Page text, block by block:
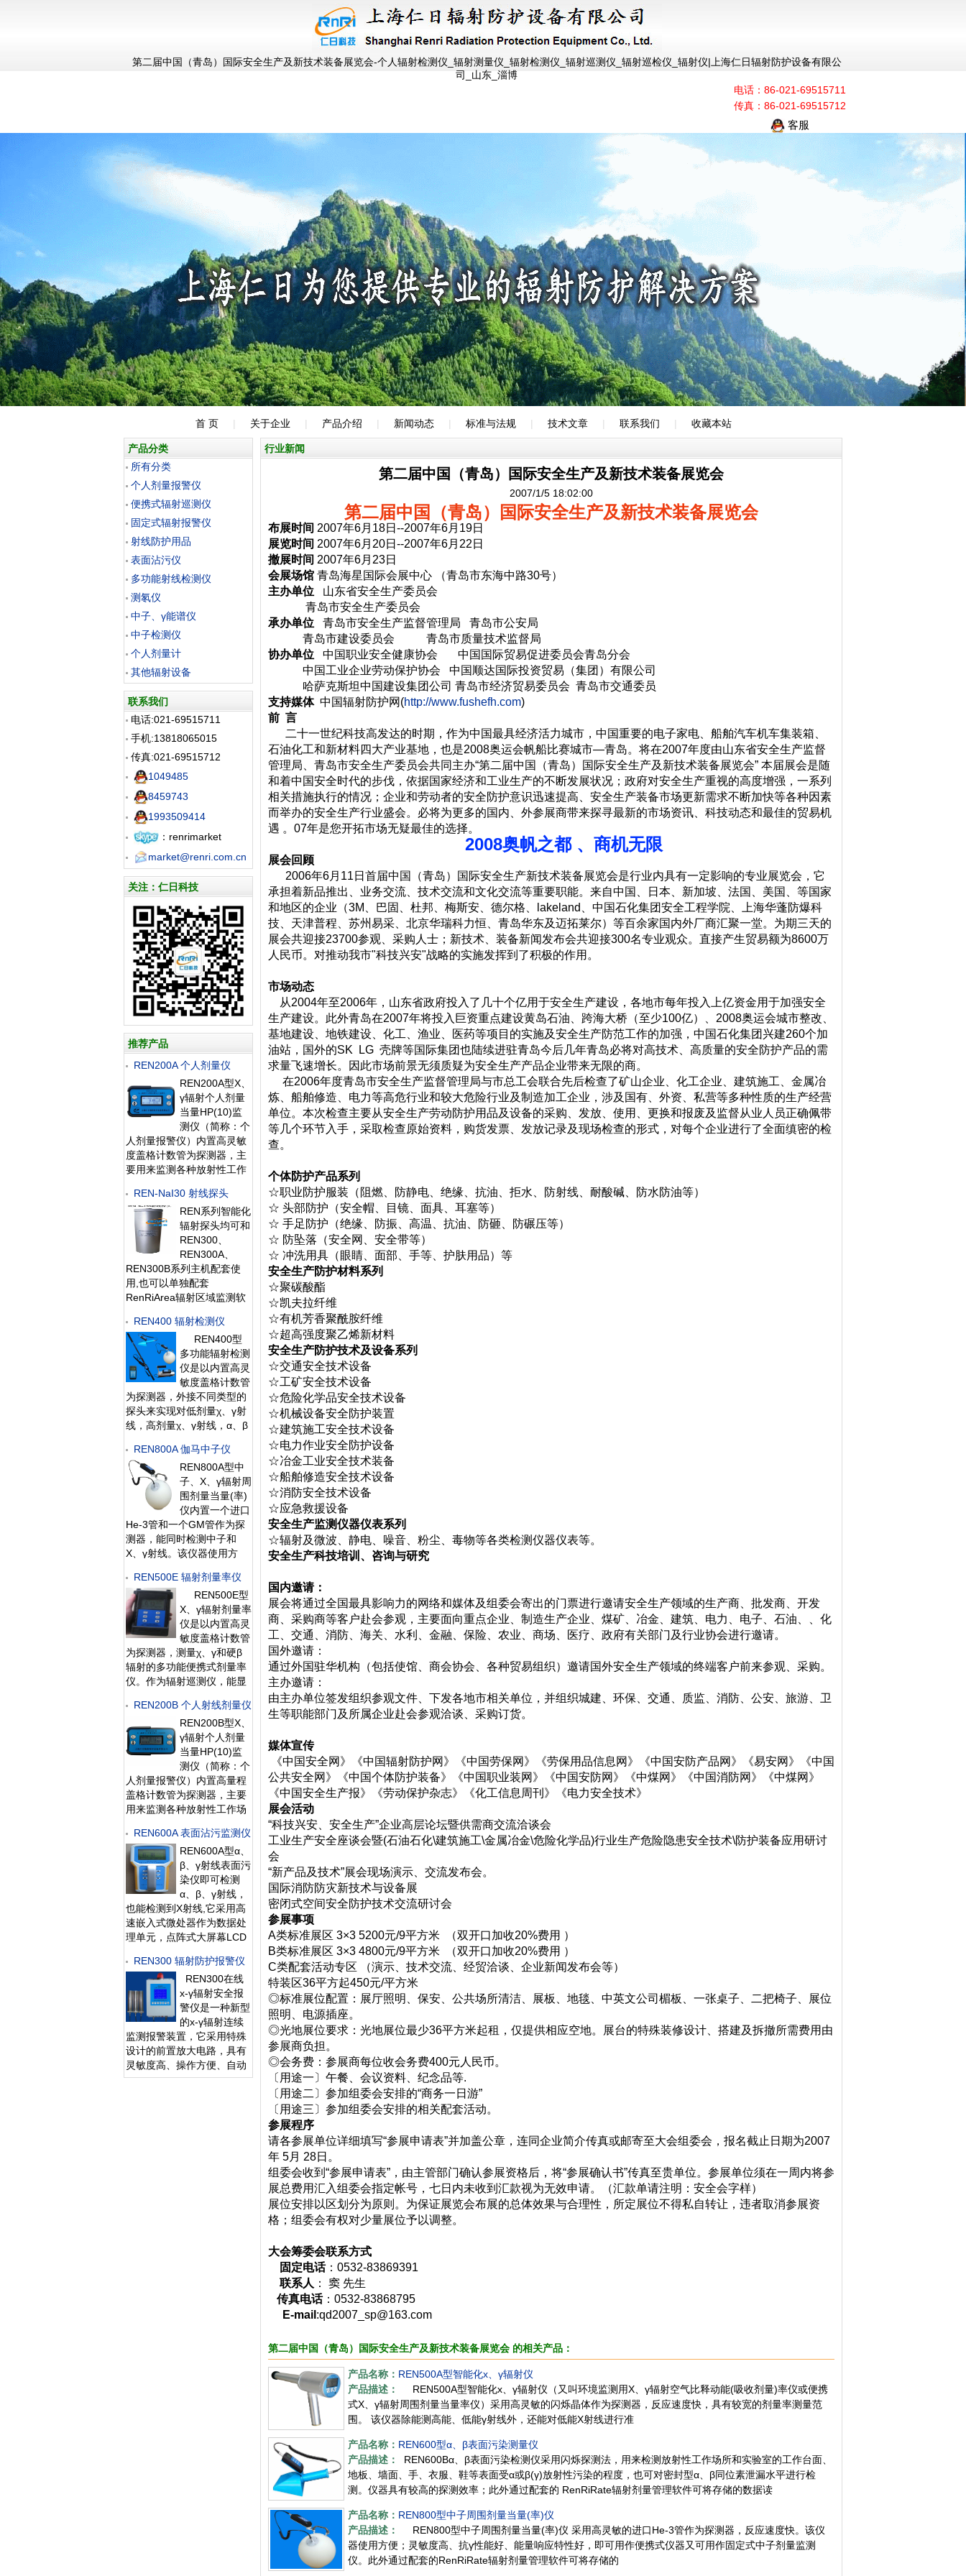
第二届中国（青岛）国际安全生产及新技术装备展览会-个人辐射检测仪_辐射测量仪_辐射检测仪_辐射巡测仪_辐射巡检仪_辐射仪|上海仁日辐射防护设备有限公
司_山东_淄博
电话：86-021-69515711
传真：86-021-69515712
客服
首 页 | 关于企业 | 产品介绍 | 新闻动态 | 标准与法规 | 技术文章 | 联系我们 | 收藏本站
产品分类
所有分类
个人剂量报警仪
便携式辐射巡测仪
固定式辐射报警仪
射线防护用品
表面沾污仪
多功能射线检测仪
测氡仪
中子、γ能谱仪
中子检测仪
个人剂量计
其他辐射设备
联系我们
电话:021-69515711
手机:13818065015
传真:021-69515712
1049485
8459743
1993509414
：renrimarket
market@renri.com.cn
关注：仁日科技
推荐产品
REN200A 个人剂量仪
REN200A型X、
γ辐射个人剂量
当量HP(10)监
测仪（简称：个
人剂量报警仪）内置高灵敏
度盖格计数管为探测器，主
要用来监测各种放射性工作
射线的辐射，具有响应快，
测量范围宽的特点。能显示
工作场所的剂量当量率和累
积剂量，更换电池时，日期
及累积数据能永久保存。可
选配RenRiP
REN-NaI30 射线探头
REN系列智能化
辐射探头均可和
REN300、
REN300A、
REN300B系列主机配套使
用,也可以单独配套
RenRiArea辐射区域监测软
RS485/RS232的通讯能力。
所有探头均可单独外接报警
灯，在超阈值的情况下就地
给出声光报警。 1、测量射
线类型：X、γ射线2、探测
器：Φ30×
REN400 辐射检测仪
REN400型
多功能辐射检测
仪是以内置高灵
敏度盖格计数管
为探测器，外接不同类型的
探头来实现对低剂量χ、γ射
线，高剂量χ、γ射线，α、β
为多功能辐射巡测仪，能显
示工作场所的辐射值，自动
连续测量和记录280万条辐
射剂量率数据，更换
REN800A 伽马中子仪
REN800A型中
子、X、γ辐射周
围剂量当量(率)
仪内置一个进口
He-3管和一个GM管作为探
测器，能同时检测中子和
X、γ射线。该仪器使用方
能量响应特性好。此外通过
配套的RenRiRate辐射剂量
管理软件可将存储的数据读
出后分析。该仪器适用于环
保、化工、水泥、煤矿、土
木工程、
REN500E 辐射剂量率仪
REN500E型
X、γ辐射剂量率
仪是以内置高灵
敏度盖格计数管
为探测器，测量χ、γ和硬β
辐射的多功能便携式剂量率
仪。作为辐射巡测仪，能显
累积剂量，自动连续测量和
记录1600条辐射剂量率数
据，更换电池时，日历、时
间及检测数据能永久
REN200B 个人射线剂量仪
REN200B型X、
γ辐射个人剂量
当量HP(10)监
测仪（简称：个
人剂量报警仪）内置高量程
盖格计数管为探测器，主要
用来监测各种放射性工作场
射，具有较宽的测量范围。
能显示工作场所的剂量当量
率和累积剂量，更换电池
时，日期及累积数据能永久
保存。可选配
RenRiPersonal个人
REN600A 表面沾污监测仪
REN600A型α、
β、γ射线表面污
染仪即可检测
α、β、γ射线，
也能检测到X射线,它采用高
速嵌入式微处器作为数据处
理单元，点阵式大屏幕LCD
方便，具有800条超大容量
数据存储。仪器采用进口的
大面积MICA盖革探测器，具
有较高探测效率，可进行
α、β辐射表面污染检测和
X、γ辐射剂
REN300 辐射防护报警仪
REN300在线
x-γ辐射安全报
警仪是一种新型
的x-γ辐射连续
监测报警装置，它采用特殊
设计的前置放大电路，具有
灵敏度高、操作方便、自动
显示、数据存储和超阈值报
行业新闻
第二届中国（青岛）国际安全生产及新技术装备展览会
2007/1/5 18:02:00
第二届中国（青岛）国际安全生产及新技术装备展览会
布展时间 2007年6月18日--2007年6月19日
展览时间 2007年6月20日--2007年6月22日
撤展时间 2007年6月23日
会展场馆 青岛海星国际会展中心 （青岛市东海中路30号）
主办单位 山东省安全生产委员会
青岛市安全生产委员会
承办单位 青岛市安全生产监督管理局 青岛市公安局
青岛市建设委员会 青岛市质量技术监督局
协办单位 中国职业安全健康协会 中国国际贸易促进委员会青岛分会
中国工业企业劳动保护协会 中国顺达国际投资贸易（集团）有限公司
哈萨克斯坦中国建设集团公司 青岛市经济贸易委员会 青岛市交通委员
支持媒体中国辐射防护网(http://www.fushefh.com)
前 言
二十一世纪科技高发达的时期，作为中国最具经济活力城市，中国重要的电子家电、船舶汽车机车集装箱、
石油化工和新材料四大产业基地，也是2008奥运会帆船比赛城市—青岛。将在2007年度由山东省安全生产监督
管理局、青岛市安全生产委员会共同主办“第二届中国（青岛）国际安全生产及新技术装备展览会” 本届展会是随
和着中国安全时代的步伐，依据国家经济和工业生产的不断发展状况；政府对安全生产重视的高度增强，一系列
相关措施执行的情况；企业和劳动者的安全防护意识迅速提高、安全生产装备市场更新需求不断加快等各种因素
而举办的安全生产行业盛会。必将为更多的国内、外参展商带来探寻最新的市场资讯、科技动态和最佳的贸易机
遇 。07年是您开拓市场无疑最佳的选择。
2008奥帆之都 、商机无限
展会回顾
2006年6月11日首届中国（青岛）国际安全生产新技术装备展览会是行业内具有一定影响的专业展览会，它
承担着新品推出、业务交流、技术交流和文化交流等重要职能。来自中国、日本、新加坡、法国、美国、等国家
和地区的企业（3M、巴固、杜邦、梅斯安、德尔格、lakeland、中国石化集团安全工程学院、上海华蓬防爆科
技、天津普程、苏州易采、北京华瑞科力恒、青岛华东及迈拓莱尔）等百余家国内外厂商汇聚一堂。为期三天的
展会共迎接23700参观、采购人士；新技术、装备新闻发布会共迎接300名专业观众。直接产生贸易额为8600万
人民币。对推动我市"科技兴安"战略的实施发挥到了积极的作用。
市场动态
从2004年至2006年，山东省政府投入了几十个亿用于安全生产建设，各地市每年投入上亿资金用于加强安全
生产建设。此外青岛在2007年将投入巨资重点建设黄岛石油、跨海大桥（至少100亿）、2008奥运会城市整改、
基地建设、地铁建设、化工、渔业、医药等项目的实施及安全生产防范工作的加强，中国石化集团兴建260个加
油站，国外的SK LG 壳牌等国际集团也陆续进驻青岛今后几年青岛必将对高技术、高质量的安全防护产品的需
求量飞速增长。因此市场前景无须质疑为安全生产产品企业带来无限的商。
在2006年度青岛市安全生产监督管理局与市总工会联合先后检查了矿山企业、化工企业、建筑施工、金属冶
炼、船舶修造、电力等高危行业和较大危险行业及制造加工企业，涉及国有、外资、私营等多种性质的生产经营
单位。本次检查主要从安全生产劳动防护用品及设备的采购、发放、使用、更换和报废及监督从业人员正确佩带
等几个环节入手，采取检查原始资料，购货发票、发放记录及现场检查的形式，对每个企业进行了全面缜密的检
查。
个体防护产品系列
☆职业防护服装（阻燃、防静电、绝缘、抗油、拒水、防射线、耐酸碱、防水防油等）
☆ 头部防护（安全帽、目镜、面具、耳塞等）
☆ 手足防护（绝缘、防振、高温、抗油、防砸、防碾压等）
☆ 防坠落（安全网、安全带等）
☆ 冲洗用具（眼睛、面部、手等、护肤用品）等
安全生产防护材料系列
☆聚碳酸酯
☆凯夫拉纤维
☆有机芳香聚酰胺纤维
☆超高强度聚乙烯新材料
安全生产防护技术及设备系列
☆交通安全技术设备
☆工矿安全技术设备
☆危险化学品安全技术设备
☆机械设备安全防护装置
☆建筑施工安全技术设备
☆电力作业安全防护设备
☆冶金工业安全技术装备
☆船舶修造安全技术设备
☆消防安全技术设备
☆应急救援设备
安全生产监测仪器仪表系列
☆辐射及微波、静电、噪音、粉尘、毒物等各类检测仪器仪表等。
安全生产科技培训、咨询与研究
国内邀请：
展会将通过全国最具影响力的网络和媒体及组委会寄出的门票进行邀请安全生产领域的生产商、批发商、开发
商、采购商等客户赴会参观，主要面向重点企业、制造生产企业、煤矿、冶金、建筑、电力、电子、石油、、化
工、交通、消防、海关、水利、金融、保险、农业、商场、医疗、政府有关部门及行业协会进行邀请。
国外邀请：
通过外国驻华机构（包括使馆、商会协会、各种贸易组织）邀请国外安全生产领域的终端客户前来参观、采购。
主办邀请：
由主办单位签发组织参观文件、下发各地市相关单位，并组织城建、环保、交通、质监、消防、公安、旅游、卫
生等职能部门及所属企业赴会参观洽谈、采购订货。
媒体宣传
《中国安全网》《中国辐射防护网》《中国劳保网》《劳保用品信息网》《中国安防产品网》《易安网》《中国
公共安全网》《中国个体防护装备》《中国职业装网》《中国安防网》《中煤网》《中国消防网》《中煤网》
《中国安全生产报》《劳动保护杂志》《化工信息周刊》《电力安全技术》
展会活动
“科技兴安、安全生产”企业高层论坛暨供需商交流洽谈会
工业生产安全座谈会暨(石油石化\建筑施工\金属冶金\危险化学品)行业生产危险隐患安全技术\防护装备应用研讨
会
“新产品及技术”展会现场演示、交流发布会。
国际消防防灾新技术与设备展
密闭式空间安全防护技术交流研讨会
参展事项
A类标准展区 3×3 5200元/9平方米 （双开口加收20%费用 ）
B类标准展区 3×3 4800元/9平方米 （双开口加收20%费用 ）
C类配套活动专区 （演示、技术交流、经贸洽谈、企业新闻发布会等）
特装区36平方起450元/平方米
◎标准展位配置：展厅照明、保安、公共场所清洁、展板、地毯、中英文公司楣板、一张桌子、二把椅子、展位
照明、电源插座。
◎光地展位要求：光地展位最少36平方米起租，仅提供相应空地。展台的特殊装修设计、搭建及拆撤所需费用由
参展商负担。
◎会务费：参展商每位收会务费400元人民币。
〔用途一〕午餐、会议资料、纪念品等.
〔用途二〕参加组委会安排的“商务一日游”
〔用途三〕参加组委会安排的相关配套活动。
参展程序
请各参展单位详细填写“参展申请表”并加盖公章，连同企业简介传真或邮寄至大会组委会，报名截止日期为2007
年 5月 28日。
组委会收到“参展申请表”，由主管部门确认参展资格后，将“参展确认书”传真至贵单位。参展单位须在一周内将参
展总费用汇入组委会指定帐号，七日内未收到汇款视为无效申请。（汇款单请注明：安全会字样）
展位安排以区划分为原则。为保证展览会布展的总体效果与合理性，所定展位不得私自转让，违者取消参展资
格；组委会有权对少量展位予以调整。
大会筹委会联系方式
固定电话：0532-83869391
联系人 ： 窦 先生
传真电话：0532-83868795
E-mail :qd2007_sp@163.com
第二届中国（青岛）国际安全生产及新技术装备展览会 的相关产品：
产品名称： REN500A型智能化х、γ辐射仪
产品描述：
REN500A型智能化х、γ辐射仪（又叫环境监测用X、γ辐射空气比释动能(吸收剂量)率仪或便携
式X、γ辐射周围剂量当量率仪）采用高灵敏的闪烁晶体作为探测器，反应速度快，具有较宽的剂量率测量范
围。 该仪器除能测高能、低能γ射线外，还能对低能X射线进行准
产品名称： REN600型α、β表面污染测量仪
产品描述：
REN600Bα、β表面污染检测仪采用闪烁探测法，用来检测放射性工作场所和实验室的工作台面、
地板、墙面、手、衣服、鞋等表面受α或β(γ)放射性污染的程度，也可对密封型α、β同位素泄漏水平进行检
测。仪器具有较高的探测效率；此外通过配套的 RenRiRate辐射剂量管理软件可将存储的数据读
产品名称： REN800型中子周围剂量当量(率)仪
产品描述：
REN800型中子周围剂量当量(率)仪 采用高灵敏的进口He-3管作为探测器，反应速度快。该仪
器使用方便；灵敏度高、抗γ性能好、能量响应特性好，即可用作便携式仪器又可用作固定式中子剂量监测
仪。此外通过配套的RenRiRate辐射剂量管理软件可将存储的